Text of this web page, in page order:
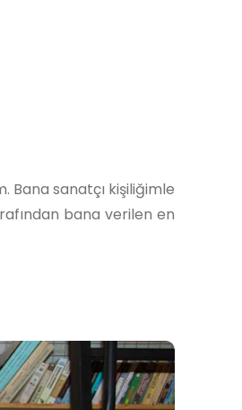
Bana sanatçı kişiliğimle
bana verilen en